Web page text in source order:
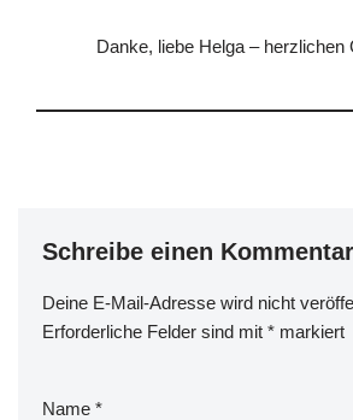
Danke, liebe Helga – herzlichen
Schreibe einen Kommentar
Deine E-Mail-Adresse wird nicht
Erforderliche Felder sind mit * markiert
Name *